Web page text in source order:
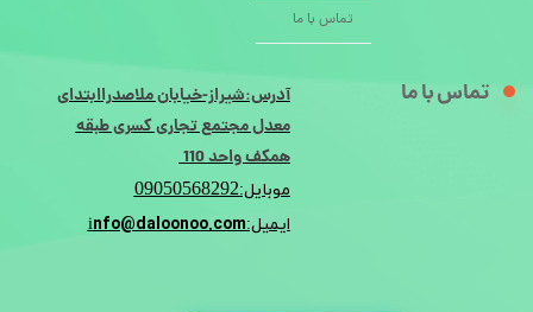
تماس با ما
تماس با ما
آدرس:شیراز-خیابان ملاصدراابتدای
معدل مجتمع تجاری کسری طبقه
همکف واحد 110
موبایل:09050568292
ایمیل:info@daloonoo.com